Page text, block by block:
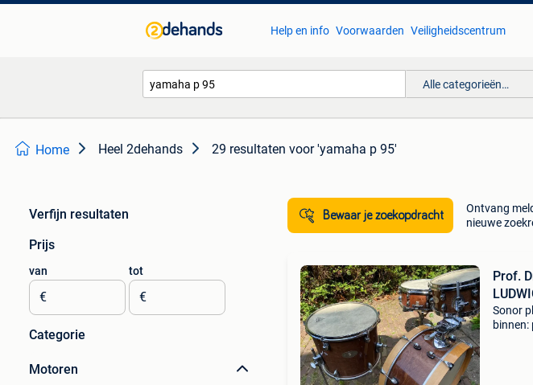
Help en info Voorwaarden Veiligheidscentrum
Alle categorieën…
Home Heel 2dehands 29 resultaten voor 'yamaha p 95'
Verfijn resultaten
Prijs
van
€
tot
€
Categorie
Motoren
Bewaar je zoekopdracht
Ontvang
nieuwe
Prof.
Sonor